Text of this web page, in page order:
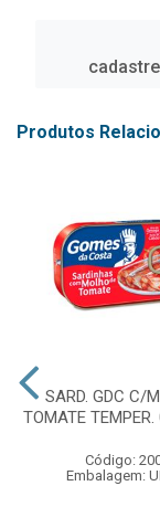
Produtos
SARD. GDC C/
TOMATE
Código:
Embalagem: